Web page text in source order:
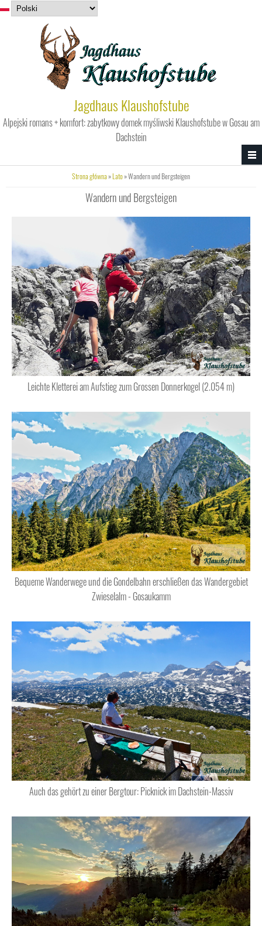
Przejdź do treści
Jagdhaus Klaushofstube
Alpejski romans + komfort: zabytkowy domek myśliwski Klaushofstube w Gosau am
Dachstein
Strona główna»Lato» Wandern und Bergsteigen
Wandern und Bergsteigen
Leichte Kletterei am Aufstieg zum Grossen Donnerkogel (2.054 m)
Bequeme Wanderwege und die Gondelbahn erschließen das Wandergebiet
Zwieselalm - Gosaukamm
Auch das gehört zu einer Bergtour: Picknick im Dachstein-Massiv